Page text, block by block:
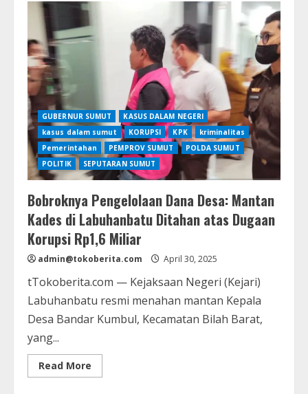
Bara:
Permintaan
Warisan
Lakukan
terhadap
GUBERNUR SUMUT
KASUS DALAM NEGERI
kasus dalam sumut
KORUPSI KPK
kriminalitas
Pemerintahan
PEMPROV SUMUT
POLDA SUMUT
POLITIK
SEPUTARAN SUMUT
Bobroknya Pengelolaan Dana Desa: Mantan
Kades di Labuhanbatu Ditahan atas Dugaan
Korupsi Rp1,6 Miliar
admin@tokoberita.com April 30, 2025
tTokoberita.com — Kejaksaan Negeri (Kejari)
Labuhanbatu resmi menahan mantan Kepala
Desa Bandar Kumbul, Kecamatan Bilah Barat,
yang...
Read More
more